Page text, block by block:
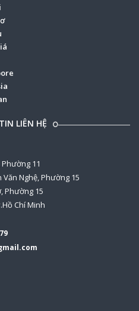
LIÊN HỆ
Phường 11
Văn Nghệ, Phường 15
Phường 15
Chí Minh